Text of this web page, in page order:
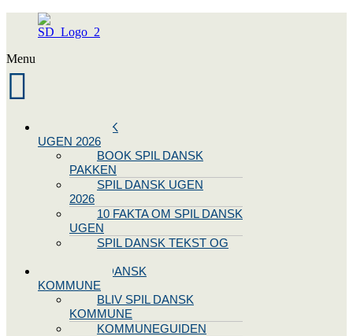
Menu
SPIL DANSK
UGEN 2026
BOOK SPIL DANSK
PAKKEN
SPIL DANSK UGEN
2026
10 FAKTA OM SPIL DANSK
UGEN
SPIL DANSK TEKST OG
BLIV SPIL DANSK
KOMMUNE
BLIV SPIL DANSK
KOMMUNE
KOMMUNEGUIDEN